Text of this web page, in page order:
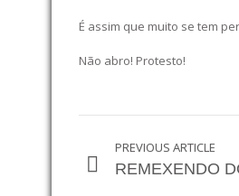
É assim que muito se tem
Não abro! Protesto!
PREVIOUS ARTICLE
REMEXENDO